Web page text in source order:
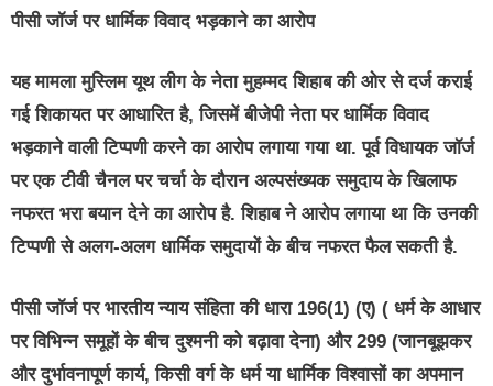
पीसी जॉर्ज पर धार्मिक विवाद भड़काने का आरोप
यह मामला मुस्लिम यूथ लीग के नेता मुहम्मद शिहाब की ओर से दर्ज कराई
गई शिकायत पर आधारित है, जिसमें बीजेपी नेता पर धार्मिक विवाद
भड़काने वाली टिप्पणी करने का आरोप लगाया गया था. पूर्व विधायक जॉर्ज
पर एक टीवी चैनल पर चर्चा के दौरान अल्पसंख्यक समुदाय के खिलाफ
नफरत भरा बयान देने का आरोप है. शिहाब ने आरोप लगाया था कि उनकी
टिप्पणी से अलग-अलग धार्मिक समुदायों के बीच नफरत फैल सकती है.
पीसी जॉर्ज पर भारतीय न्याय संहिता की धारा 196(1) (ए) ( धर्म के आधार
पर विभिन्न समूहों के बीच दुश्मनी को बढ़ावा देना) और 299 (जानबूझकर
और दुर्भावनापूर्ण कार्य, किसी वर्ग के धर्म या धार्मिक विश्वासों का अपमान